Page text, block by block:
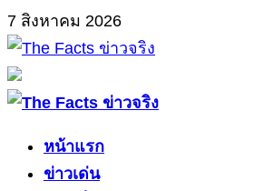
Skip
to
content
7 สิงหาคม 2026
Primary
หน้าแรก
ข่าวเด่น